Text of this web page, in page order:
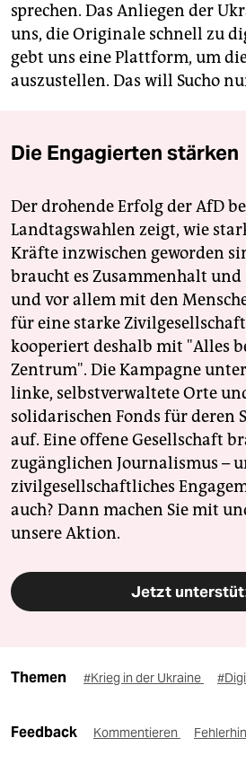
sprechen. Das Anliegen der
uns, die Originale schnell zu
gebt uns eine Plattform, um
auszustellen. Das will Sucho
Die Engagierten stärken
Der drohende Erfolg der AfD
Landtagswahlen zeigt, wie
Kräfte inzwischen geworden
braucht es Zusammenhalt
und vor allem mit den
für eine starke
kooperiert deshalb mit "Alles
Zentrum". Die Kampagne
linke, selbstverwaltete Orte
solidarischen Fonds für deren
auf. Eine offene Gesellschaft
zugänglichen Journalismus –
zivilgesellschaftliches
auch? Dann machen Sie mit
unsere Aktion.
Jetzt
Themen #Krieg in der Ukraine
Feedback Kommentieren